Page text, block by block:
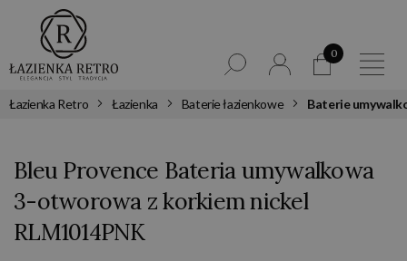
0
Łazienka Retro Łazienka Baterie łazienkowe Baterie
Bleu Provence Bateria umywalkowa
3-otworowa z korkiem nickel
RLM1014PNK